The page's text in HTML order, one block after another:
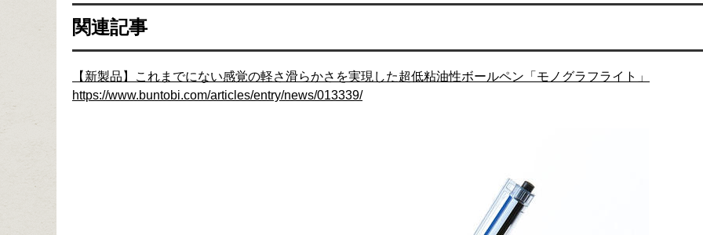
関連記事
【新製品】これまでにない感覚の軽さ滑らかさを実現した超低粘油性ボールペン「モノグラフライト」
https://www.buntobi.com/articles/entry/news/013339/